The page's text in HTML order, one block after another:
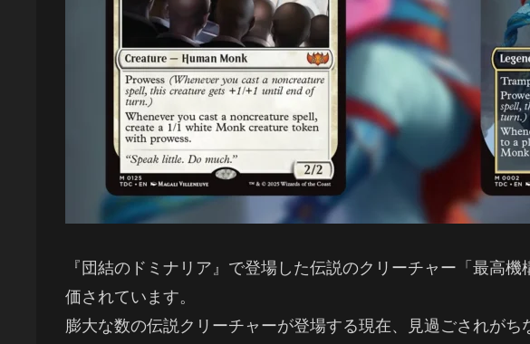
『団結のドミナリア』で登場した伝説のクリーチャー「最高
価されています。
膨大な数の伝説クリーチャーが登場する現在、見過ごされが